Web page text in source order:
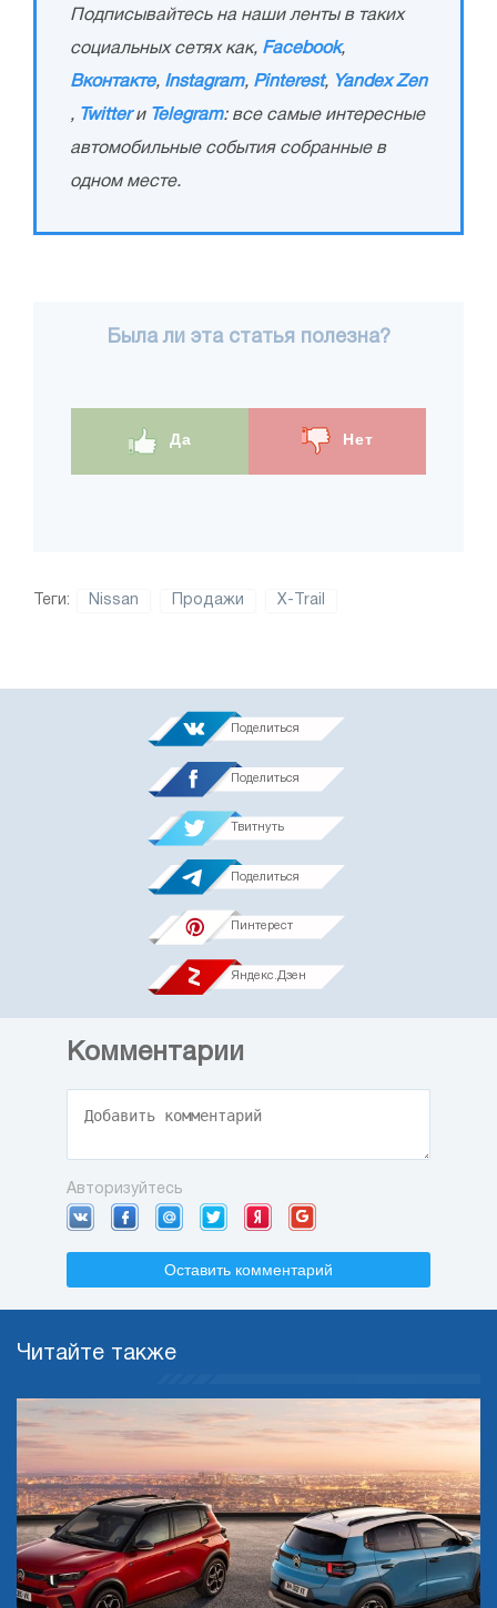
Подписывайтесь на наши ленты в таких
социальных сетях как, Facebook,
Вконтакте, Instagram, Pinterest, Yandex Zen
, Twitterи Telegram: все самые интересные
автомобильные события собранные в
одном месте.
Была ли эта статья полезна?
Да Нет
Теги: Nissan Продажи X-Trail
Поделиться
Поделиться
Твитнуть
Поделиться
Пинтерест
Яндекс.Дзен
Комментарии
Авторизуйтесь
Оставить комментарий
Читайте также